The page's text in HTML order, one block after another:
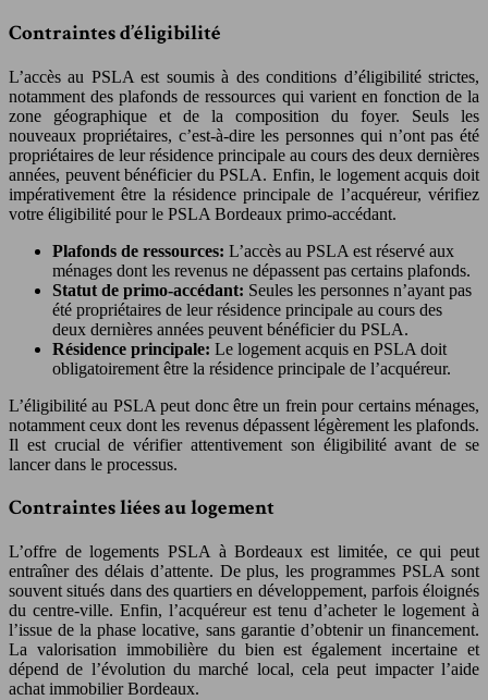
Contraintes d’éligibilité
L’accès au PSLA est soumis à des conditions d’éligibilité strictes,
notamment des plafonds de ressources qui varient en fonction de la
zone géographique et de la composition du foyer. Seuls les
nouveaux propriétaires, c’est-à-dire les personnes qui n’ont pas été
propriétaires de leur résidence principale au cours des deux dernières
années, peuvent bénéficier du PSLA. Enfin, le logement acquis doit
impérativement être la résidence principale de l’acquéreur, vérifiez
votre éligibilité pour le PSLA Bordeaux primo-accédant.
Plafonds de ressources: L’accès au PSLA est réservé aux
ménages dont les revenus ne dépassent pas certains plafonds.
Statut de primo-accédant: Seules les personnes n’ayant pas
été propriétaires de leur résidence principale au cours des
deux dernières années peuvent bénéficier du PSLA.
Résidence principale: Le logement acquis en PSLA doit
obligatoirement être la résidence principale de l’acquéreur.
L’éligibilité au PSLA peut donc être un frein pour certains ménages,
notamment ceux dont les revenus dépassent légèrement les plafonds.
Il est crucial de vérifier attentivement son éligibilité avant de se
lancer dans le processus.
Contraintes liées au logement
L’offre de logements PSLA à Bordeaux est limitée, ce qui peut
entraîner des délais d’attente. De plus, les programmes PSLA sont
souvent situés dans des quartiers en développement, parfois éloignés
du centre-ville. Enfin, l’acquéreur est tenu d’acheter le logement à
l’issue de la phase locative, sans garantie d’obtenir un financement.
La valorisation immobilière du bien est également incertaine et
dépend de l’évolution du marché local, cela peut impacter l’aide
achat immobilier Bordeaux.